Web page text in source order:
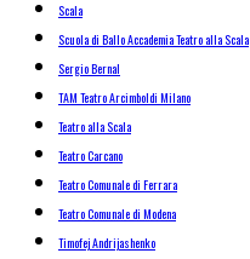
Scala
Scuola di Ballo Accademia Teatro alla Scala
Sergio Bernal
TAM Teatro Arcimboldi Milano
Teatro alla Scala
Teatro Carcano
Teatro Comunale di Ferrara
Teatro Comunale di Modena
Timofej Andrijashenko